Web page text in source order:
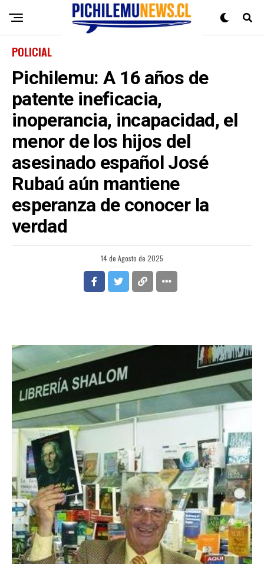
POLICIAL
Pichilemu: A 16 años de
patente ineficacia,
inoperancia, incapacidad, el
menor de los hijos del
asesinado español José
Rubaú aún mantiene
esperanza de conocer la
verdad
14 de Agosto de 2025